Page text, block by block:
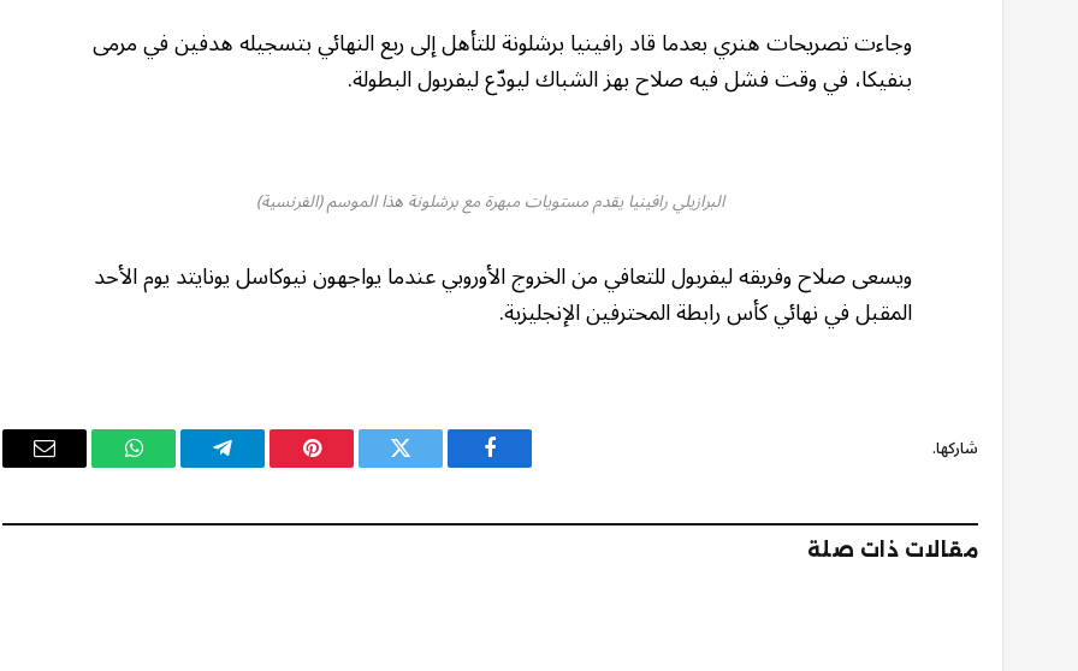
وجاءت تصريحات هنري بعدما قاد رافينيا برشلونة للتأهل إلى ربع النهائي بتسجيله هدفين في مرمى
بنفيكا، في وقت فشل فيه صلاح بهز الشباك ليودّع ليفربول البطولة.
البرازيلي رافينيا يقدم مستويات مبهرة مع برشلونة هذا الموسم (الفرنسية)
ويسعى صلاح وفريقه ليفربول للتعافي من الخروج الأوروبي عندما يواجهون نيوكاسل يونايتد يوم الأحد
المقبل في نهائي كأس رابطة المحترفين الإنجليزية.
شاركها.
فيسبوك تويتر بينتيريستتيلقرام واتساب
البريد
مقالات ذات صلة